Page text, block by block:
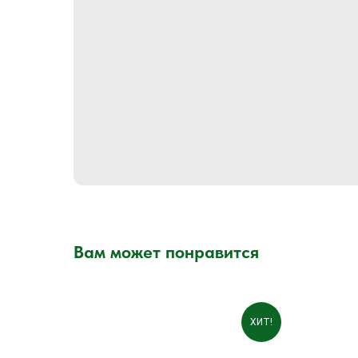
Вам может понравится
ХИТ!